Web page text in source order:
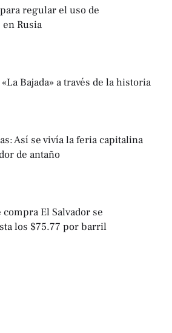
regular el uso de
Rusia
Bajada» a través de la historia
Así se vivía la feria capitalina
de antaño
El Salvador se
los $75.77 por barril